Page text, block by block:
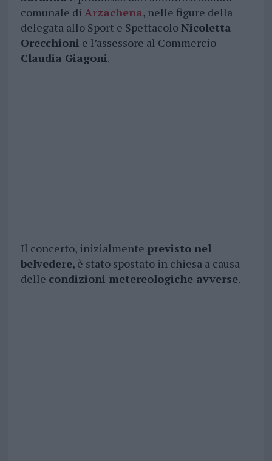
comunale di Arzachena, nelle figure della
delegata allo Sport e SpettacoloNicoletta
Orecchioni e l’assessore al Commercio
Claudia Giagoni.
Il concerto, inizialmente previsto nel
belvedere, è stato spostato in chiesa a causa
delle condizioni metereologiche avverse.